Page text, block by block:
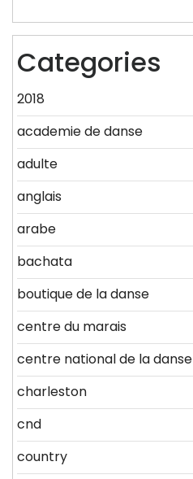
Categories
2018
academie de danse
adulte
anglais
arabe
bachata
boutique de la danse
centre du marais
centre national de la danse
charleston
cnd
country